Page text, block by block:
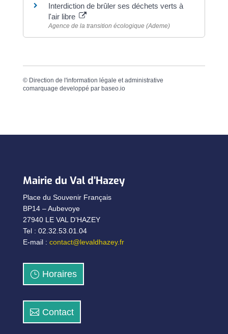
Interdiction de brûler ses déchets verts à
l'air libre
Agence de la transition écologique (Ademe)
© Direction de l'information légale et administrative
comarquage developpé par baseo.io
Mairie du Val d’Hazey
Place du Souvenir Français
BP14 – Aubevoye
27940 LE VAL D’HAZEY
Tel : 02.32.53.01.04
E-mail : contact@levaldhazey.fr
Horaires
Contact